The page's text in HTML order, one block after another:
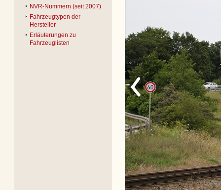
NVR-Nummern (seit 2007)
Fahrzeugtypen der
Hersteller
Erläuterungen zu
Fahrzeuglisten